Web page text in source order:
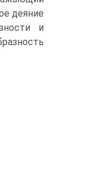
деяние
и